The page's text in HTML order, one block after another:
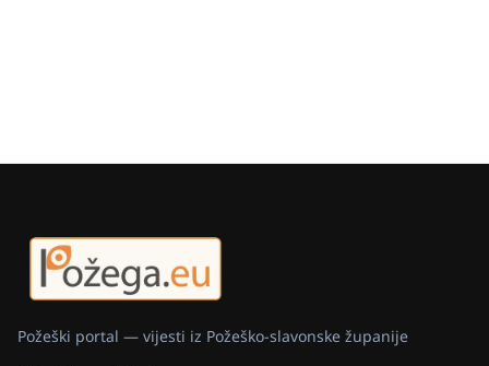
Požeški portal — vijesti iz Požeško-slavonske županije